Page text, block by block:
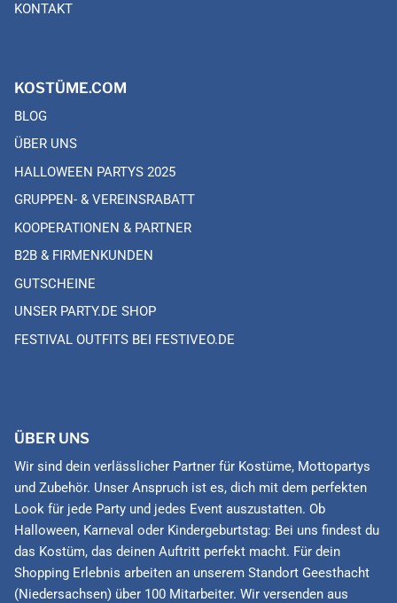
KONTAKT
KOSTÜME.COM
BLOG
ÜBER UNS
HALLOWEEN PARTYS 2025
GRUPPEN- & VEREINSRABATT
KOOPERATIONEN & PARTNER
B2B & FIRMENKUNDEN
GUTSCHEINE
UNSER PARTY.DE SHOP
FESTIVAL OUTFITS BEI FESTIVEO.DE
ÜBER UNS
Wir sind dein verlässlicher Partner für Kostüme, Mottopartys
und Zubehör. Unser Anspruch ist es, dich mit dem perfekten
Look für jede Party und jedes Event auszustatten. Ob
Halloween, Karneval oder Kindergeburtstag: Bei uns findest du
das Kostüm, das deinen Auftritt perfekt macht. Für dein
Shopping Erlebnis arbeiten an unserem Standort Geesthacht
(Niedersachsen) über 100 Mitarbeiter. Wir versenden aus